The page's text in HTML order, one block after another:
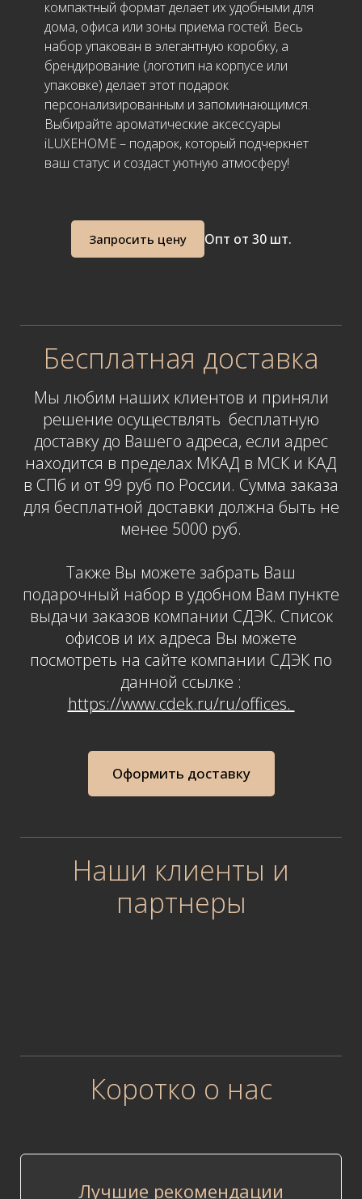
компактный формат делает их удобными для
дома, офиса или зоны приема гостей. Весь
набор упакован в элегантную коробку, а
брендирование (логотип на корпусе или
упаковке) делает этот подарок
персонализированным и запоминающимся.
Выбирайте ароматические аксессуары
iLUXEHOME – подарок, который подчеркнет
ваш статус и создаст уютную атмосферу!
Запросить цену Опт от 30 шт.
Бесплатная доставка
Мы любим наших клиентов и приняли
решение осуществлять бесплатную
доставку до Вашего адреса, если адрес
находится в пределах МКАД в МСК и КАД
в СПб и от 99 руб по России. Сумма заказа
для бесплатной доставки должна быть не
менее 5000 руб.
Также Вы можете забрать Ваш
подарочный набор в удобном Вам пункте
выдачи заказов компании СДЭК. Список
офисов и их адреса Вы можете
посмотреть на сайте компании СДЭК по
данной ссылке :
https://www.cdek.ru/ru/offices.
Оформить доставку
Наши клиенты и
партнеры
Коротко о нас
Лучшие рекомендации